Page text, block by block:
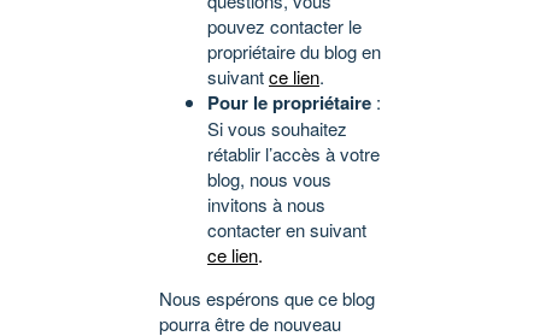
pouvez contacter le
propriétaire du blog en
suivantce lien.
Pour le propriétaire :
Si vous souhaitez
rétablir l’accès à votre
blog, nous vous
invitons à nous
contacter en suivant
ce lien.
Nous espérons que ce blog
pourra être de nouveau